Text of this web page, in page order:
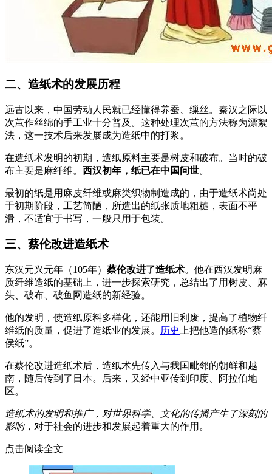
二、造纸术的发展历程
远古以来，中国劳动人民就已经懂得养蚕、缫丝。秦汉之际以
次茧作丝绵的手工业十分普及。这种处理次茧的方法称为漂絮
法，这一技术后来发展成为造纸中的打浆。
在造纸术发明的初期，造纸原料主要是树皮和破布。当时的破
布主要是麻纤维。 西汉初年，纸已在中国问世。
最初的纸是用麻皮纤维或麻类织物制造成的，由于造纸术尚处
于初期阶段，工艺简陋，所造出的纸张质地粗糙，表面不平
滑，不适宜于书写，一般只用于包装。
三、蔡伦改进造纸术
东汉元兴元年（105年） 蔡伦改进了造纸术。他在西汉发明麻
质纤维造纸的基础上，进一步探索研究，总结出了用树皮、麻
头、破布、破鱼网造纸的新经验。
他的发明，使造纸原料多样化，还能用旧利废，提高了植物纤
维纸的质量，促进了造纸业的发展。
历史 上把他造的纸称“蔡
侯纸”。
在蔡伦改进造纸术后，造纸术先传入与我国毗邻的朝鲜和越
南，随后传到了日本。后来，又经中亚传到印度、阿拉伯地
区。
造纸术的发明和推广，对世界科学、文化的传播产生了深刻的
影响，对于社会的进步和发展起着重大的作用。
点击阅读全文